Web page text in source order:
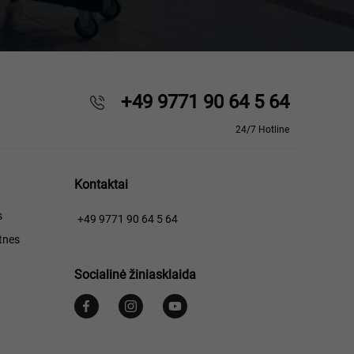
+49 9771 90 64 5 64
24/7 Hotline
Kontaktai
+49 9771 90 64 5 64
Socialinė žiniasklaida